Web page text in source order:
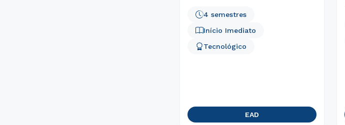
Início Imediato
4 semestres
Tecnológico
EAD